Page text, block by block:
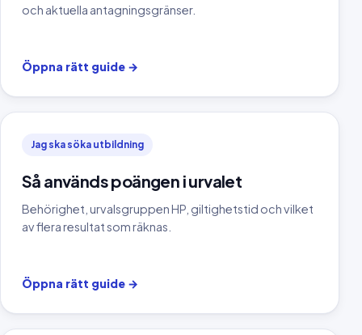
och aktuella antagningsgränser.
Öppna rätt guide →
Jag ska söka utbildning
Så används poängen i urvalet
Behörighet, urvalsgruppen HP, giltighetstid och vilket
av flera resultat som räknas.
Öppna rätt guide →